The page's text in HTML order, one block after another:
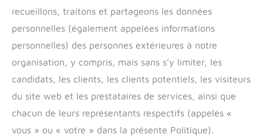
recueillons, traitons et partageons les données
personnelles (également appelées informations
personnelles) des personnes extérieures à notre
organisation, y compris, mais sans s’y limiter, les
candidats, les clients, les clients potentiels, les visiteurs
du site web et les prestataires de services, ainsi que
chacun de leurs représentants respectifs (appelés «
vous » ou « votre » dans la présente Politique).